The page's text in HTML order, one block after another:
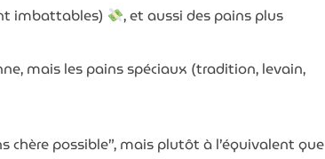
imbattables)
, et aussi des pains plus
mais les pains spéciaux (tradition, levain,
chère possible”, mais plutôt à l’équivalent que
blog